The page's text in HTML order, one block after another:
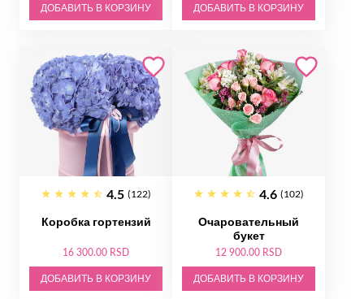
ДОБАВИТЬ В КОРЗИНУ ДОБАВИТЬ В КОРЗИНУ
4.5 (122)
Коробка гортензий
16 300.00 RSD
ДОБАВИТЬ В КОРЗИНУ
4.6 (102)
Очаровательный
букет
12 900.00 RSD
ДОБАВИТЬ В КОРЗИНУ